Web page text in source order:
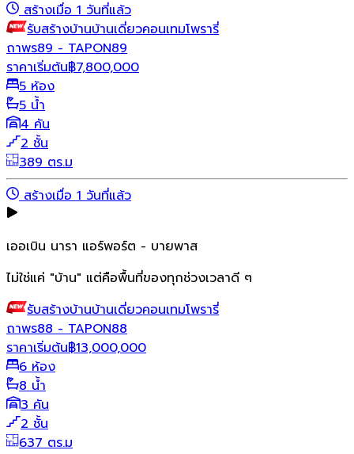
สร้างเมื่อ 1 วันที่แล้ว
รับสร้างบ้านบ้านเดี่ยวคอนเทมโพรารี่
ถาพร89 - TAPON89
ราคาเริ่มต้น฿7,800,000
5 ห้อง
5 น้ำ
4 คัน
2 ชั้น
389 ตร.ม
สร้างเมื่อ 1 วันที่แล้ว
เออเบิน นารา แอร์พอร์ต - บายพาส
ไม่ใช่แค่ "บ้าน" แต่คือพื้นที่ของทุกช่วงเวลาดี ๆ
รับสร้างบ้านบ้านเดี่ยวคอนเทมโพรารี่
ถาพร88 - TAPON88
ราคาเริ่มต้น฿13,000,000
6 ห้อง
8 น้ำ
3 คัน
2 ชั้น
637 ตร.ม